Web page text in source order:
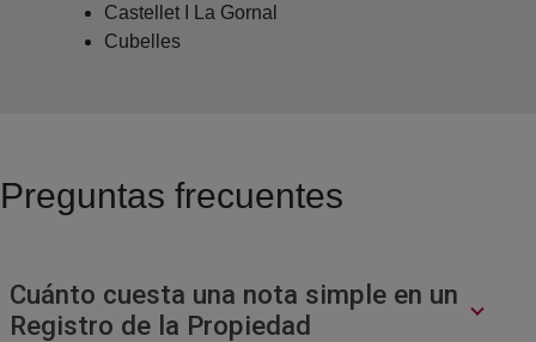
Castellet I La Gornal
Cubelles
Preguntas frecuentes
Cuánto cuesta una nota simple en un
Registro de la Propiedad